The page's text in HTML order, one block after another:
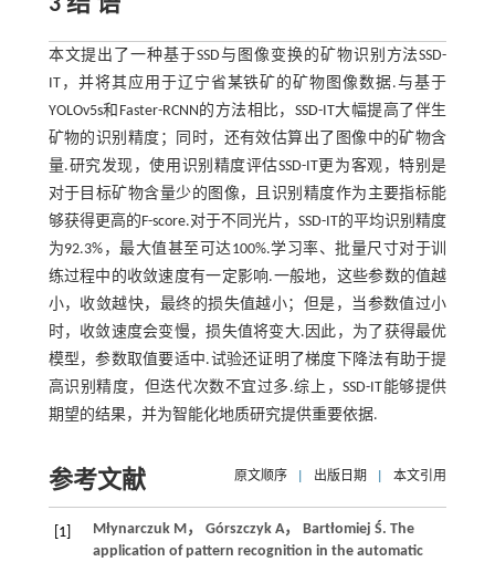
3 结 语
本文提出了一种基于SSD与图像变换的矿物识别方法SSD-
IT，并将其应用于辽宁省某铁矿的矿物图像数据.与基于
YOLOv5s和Faster-RCNN的方法相比，SSD-IT大幅提高了伴生
矿物的识别精度；同时，还有效估算出了图像中的矿物含
量.研究发现，使用识别精度评估SSD-IT更为客观，特别是
对于目标矿物含量少的图像，且识别精度作为主要指标能
够获得更高的F-score.对于不同光片，SSD-IT的平均识别精度
为92.3%，最大值甚至可达100%.学习率、批量尺寸对于训
练过程中的收敛速度有一定影响.一般地，这些参数的值越
小，收敛越快，最终的损失值越小；但是，当参数值过小
时，收敛速度会变慢，损失值将变大.因此，为了获得最优
模型，参数取值要适中.试验还证明了梯度下降法有助于提
高识别精度，但迭代次数不宜过多.综上，SSD-IT能够提供
期望的结果，并为智能化地质研究提供重要依据.
参考文献 原文顺序 出版日期 本文引用
[1] Młynarczuk M， Górszczyk A， Bartłomiej Ś. The
application of pattern recognition in the automatic